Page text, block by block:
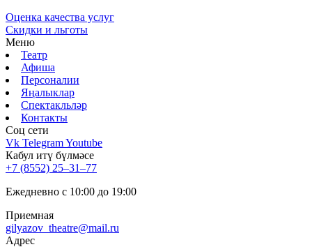
Оценка качества услуг
Скидки и льготы
Меню
Театр
Афиша
Персоналии
Яңалыклар
Спектакльләр
Контакты
Соц cети
Vk TelegramYoutube
Кабул итү бүлмәсе
+7 (8552) 25‒31‒77
Ежедневно с 10:00 до 19:00
Приемная
gilyazov_theatre@mail.ru
Адрес